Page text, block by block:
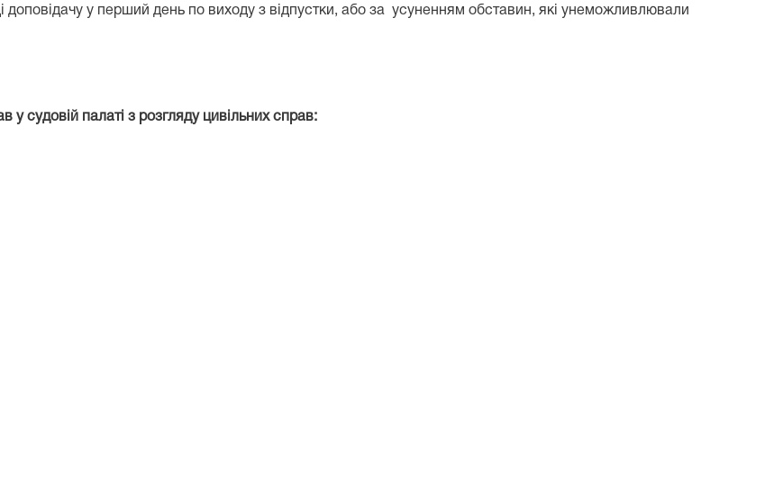
доповідачу у перший день по виходу з відпустки, або за усуненням обставин, які унеможливлювали
у судовій палаті з розгляду цивільних справ: